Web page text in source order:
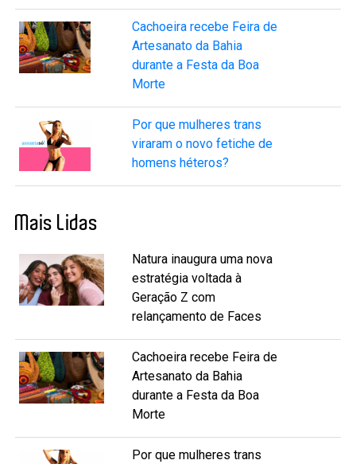
Cachoeira recebe Feira de
Artesanato da Bahia
durante a Festa da Boa
Morte
Por que mulheres trans
viraram o novo fetiche de
homens héteros?
Mais Lidas
Natura inaugura uma nova
estratégia voltada à
Geração Z com
relançamento de Faces
Cachoeira recebe Feira de
Artesanato da Bahia
durante a Festa da Boa
Morte
Por que mulheres trans